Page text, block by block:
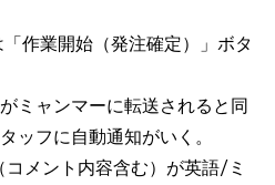
作業開始（発注確定）」ボタ
ミャンマーに転送されると同
ッフに自動通知がいく。
コメント内容含む）が英語/ミ